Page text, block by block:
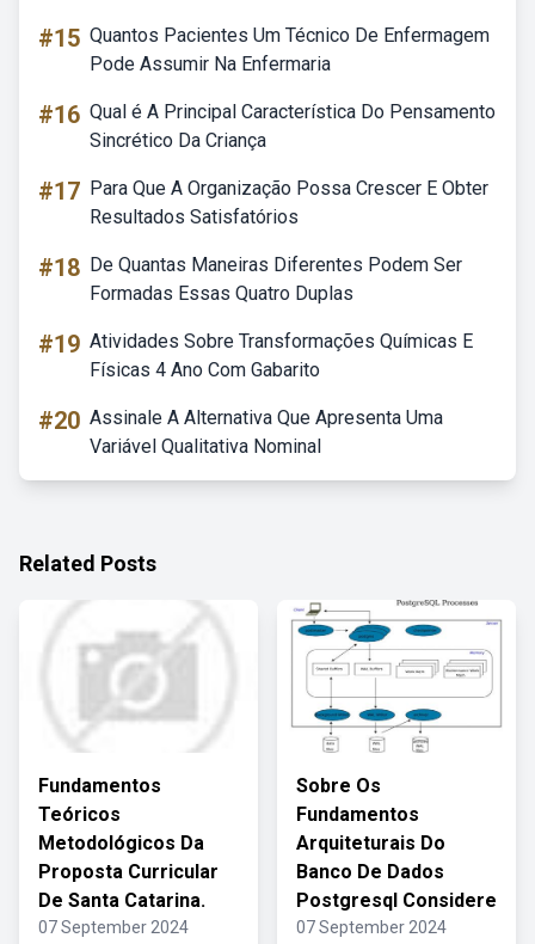
#15 Quantos Pacientes Um Técnico De Enfermagem
Pode Assumir Na Enfermaria
#16 Qual é A Principal Característica Do Pensamento
Sincrético Da Criança
#17 Para Que A Organização Possa Crescer E Obter
Resultados Satisfatórios
#18 De Quantas Maneiras Diferentes Podem Ser
Formadas Essas Quatro Duplas
#19 Atividades Sobre Transformações Químicas E
Físicas 4 Ano Com Gabarito
#20 Assinale A Alternativa Que Apresenta Uma
Variável Qualitativa Nominal
Related Posts
Fundamentos
Teóricos
Metodológicos Da
Proposta Curricular
De Santa Catarina.
07 September 2024
Sobre Os
Fundamentos
Arquiteturais Do
Banco De Dados
Postgresql Considere
07 September 2024